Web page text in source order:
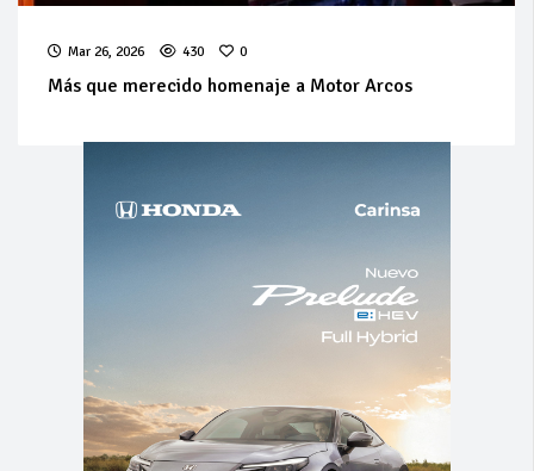
Mar 26, 2026 430 0
Más que merecido homenaje a Motor Arcos